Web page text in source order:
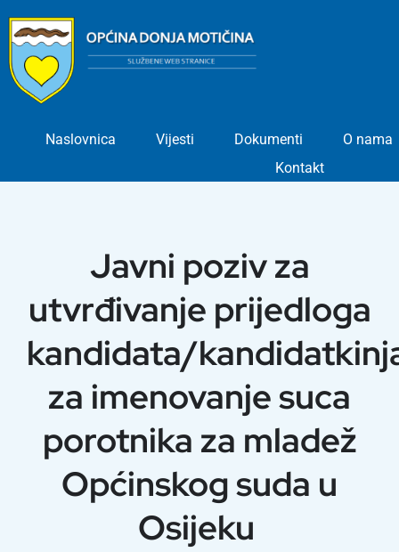
content
Naslovnica Vijesti Dokumenti
O nama
Kontakt
Javni poziv za
utvrđivanje prijedloga
kandidata/
za imenovanje suca
porotnika za mladež
Općinskog suda u
Osijeku